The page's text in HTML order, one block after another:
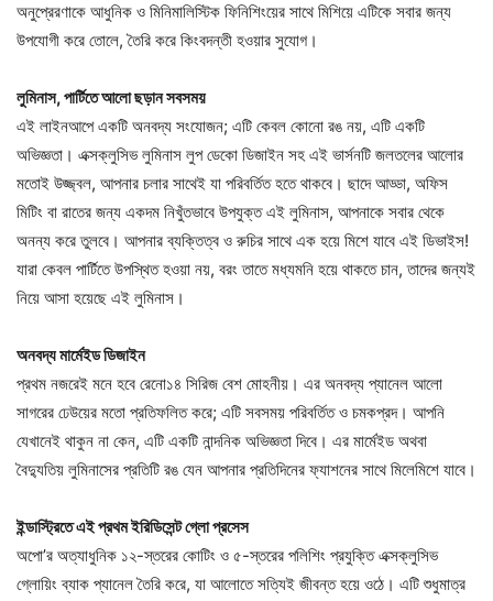
অনুপ্রেরণাকে আধুনিক ও মিনিমালিস্টিক ফিনিশিংয়ের সাথে মিশিয়ে এটিকে সবার জন্য
উপযোগী করে তোলে, তৈরি করে কিংবদন্তী হওয়ার সুযোগ।
লুমিনাস, পার্টিতে আলো ছড়ান সবসময়
এই লাইনআপে একটি অনবদ্য সংযোজন; এটি কেবল কোনো রঙ নয়, এটি একটি
অভিজ্ঞতা। এক্সক্লুসিভ লুমিনাস লুপ ডেকো ডিজাইন সহ এই ভার্সনটি জলতলের আলোর
মতোই উজ্জ্বল, আপনার চলার সাথেই যা পরিবর্তিত হতে থাকবে। ছাদে আড্ডা, অফিস
মিটিং বা রাতের জন্য একদম নিখুঁতভাবে উপযুক্ত এই লুমিনাস, আপনাকে সবার থেকে
অনন্য করে তুলবে। আপনার ব্যক্তিত্ব ও রুচির সাথে এক হয়ে মিশে যাবে এই ডিভাইস!
যারা কেবল পার্টিতে উপস্থিত হওয়া নয়, বরং তাতে মধ্যমনি হয়ে থাকতে চান, তাদের জন্যই
নিয়ে আসা হয়েছে এই লুমিনাস।
অনবদ্য মার্মেইড ডিজাইন
প্রথম নজরেই মনে হবে রেনো১৪ সিরিজ বেশ মোহনীয়। এর অনবদ্য প্যানেল আলো
সাগরের ঢেউয়ের মতো প্রতিফলিত করে; এটি সবসময় পরিবর্তিত ও চমকপ্রদ। আপনি
যেখানেই থাকুন না কেন, এটি একটি নান্দনিক অভিজ্ঞতা দিবে। এর মার্মেইড অথবা
বৈদ্যুতিয় লুমিনাসের প্রতিটি রঙ যেন আপনার প্রতিদিনের ফ্যাশনের সাথে মিলেমিশে যাবে।
ইন্ডাস্ট্রিতে এই প্রথম ইরিডিসেন্ট গ্লো প্রসেস
অপো’র অত্যাধুনিক ১২-স্তরের কোটিং ও ৫-স্তরের পলিশিং প্রযুক্তি এক্সক্লুসিভ
গ্লোয়িং ব্যাক প্যানেল তৈরি করে, যা আলোতে সত্যিই জীবন্ত হয়ে ওঠে। এটি শুধুমাত্র